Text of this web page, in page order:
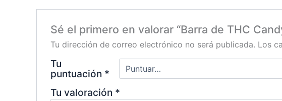
Sé el primero en valorar “Barra de THC
Tu dirección de correo electrónico no será publicada. Los
Tu
puntuación *
Tu valoración *